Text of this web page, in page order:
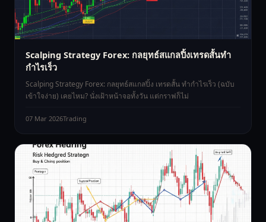
Scalping Strategy Forex: กลยุทธ์สแกลปิ้งเทรดสั้นทำ
กำไรเร็ว
Scalping Strategy Forex: กลยุทธ์สแกลปิ้ง เทรดสั้น ทำกำไรเร็ว (ฉบับ
เข้าใจง่าย) เคยไหม? นั่งเฝ้าหน้าจอทั้งวัน แต่กราฟก็ไม่
07 Mar 2026Trading